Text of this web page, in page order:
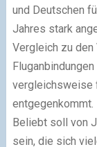
und Deutschen
Jahres stark
Vergleich zu
vergleichsweise
entgegenkommt.
Beliebt soll von
sein, die sich